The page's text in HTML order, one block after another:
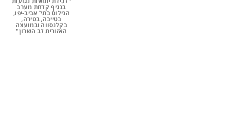
בנגיף קדחת מערב
הנילוס בתל אביב-יפו,
בטייבה, בטירה,
בקלנסווה ובמועצה
האזורית לב השרון"